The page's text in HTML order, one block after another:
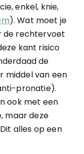
enkel, knie,
). Wat moet je
de rechtervoet
kant risico
de
middel van een
pronatie).
ook met een
maar deze
alles op een